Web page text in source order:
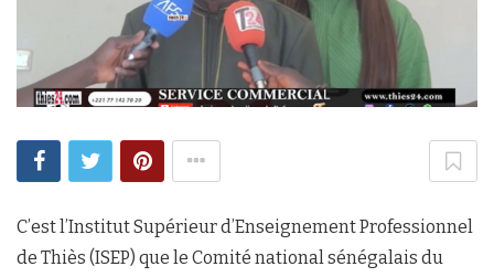
C’est l’Institut Supérieur d’Enseignement Professionnel
de Thiès (ISEP) que le Comité national sénégalais du